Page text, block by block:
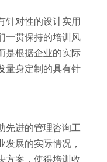
针对性的设计实用
一贯保持的培训风
是根据企业的实际
量身定制的具有针
先进的管理咨询工
展的实际情况，
方案，使得培训收